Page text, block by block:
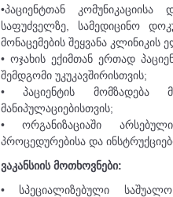
•პაციენტთან
საფუძველზე, სამედიცინო
მონაცემების შეყვანა
• ოჯახის ექიმთან ერთად
შემდგომი უკუკავშირისთვის;
• პაციენტის მომზადება
მანიპულაციებისთვის;
• ორგანიზაციაში არსებული
პროცედურებისა და
ვაკანსიის მოთხოვნები:
• სპეციალიზებული